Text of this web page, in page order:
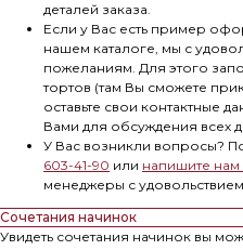
деталей заказа.
Если у Вас есть пример
нашем каталоге, мы с
пожеланиям. Для этого
тортов (там Вы сможете
оставьте свои контактные
Вами для обсуждения всех
У Вас возникли вопросы?
603-41-90 или напишите нам
менеджеры с
Сочетания начинок
Увидеть сочетания начинок вы